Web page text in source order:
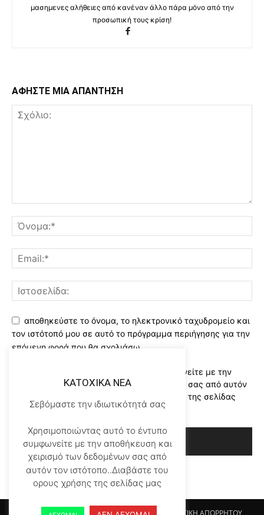
μασημενες αλήθειες από κανέναν άλλο πάρα μόνο από την
προσωπική τους κρίση!
ΑΦΗΣΤΕ ΜΙΑ ΑΠΑΝΤΗΣΗ
αποθηκεύστε το όνομα, το ηλεκτρονικό ταχυδρομείο και
τον ιστότοπό μου σε αυτό το πρόγραμμα περιήγησης για την
επόμενη φορά που θα σχολιάσω.
Χρησιμοποιώντας αυτό το έντυπο συμφωνείτε με την
αποθήκευση και χειρισμό των δεδομένων σας από αυτόν
τον ιστότοπο..Διαβάστε του ορους χρήσης της σελίδας
μας*
Αρχικη KATOHIKA NEA Login Register ΠΟΛΙΤΙΚΗ ΑΠΟΡΡΗΤΟΥ
KATOXIKA NEA
Σεβόμαστε την ιδιωτικότητά σας
Χρησιμοποιώντας αυτό το έντυπο
συμφωνείτε με την αποθήκευση και
χειρισμό των δεδομένων σας από
αυτόν τον ιστότοπο..Διαβάστε του
ορους χρήσης της σελίδας μας